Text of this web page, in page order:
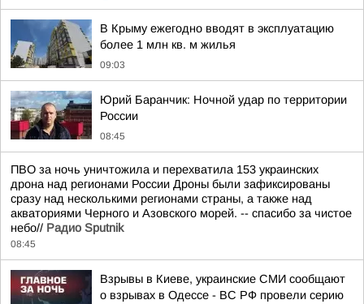
В Крыму ежегодно вводят в эксплуатацию
более 1 млн кв. м жилья
09:03
Юрий Баранчик: Ночной удар по территории
России
08:45
ПВО за ночь уничтожила и перехватила 153 украинских
дрона над регионами России Дроны были зафиксированы
сразу над несколькими регионами страны, а также над
акваториями Черного и Азовского морей. -- спасибо за чистое
небо// Радио Sputnik
08:45
Взрывы в Киеве, украинские СМИ сообщают
о взрывах в Одессе - ВС РФ провели серию